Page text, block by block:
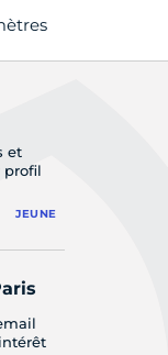
et
profil
JEUNE